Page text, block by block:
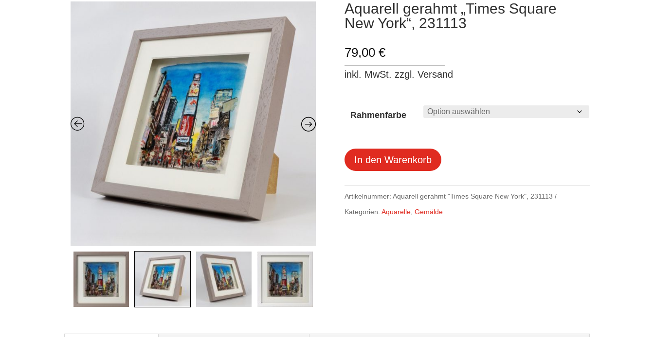
Aquarell gerahmt „Times Square
New York“, 231113
79,00€
inkl. MwSt. zzgl. Versand
Rahmenfarbe
In den Warenkorb
Artikelnummer:Aquarell gerahmt "Times Square New York", 231113
Kategorien:Aquarelle ,Gemälde